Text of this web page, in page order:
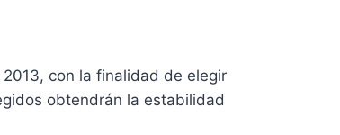
con la finalidad de elegir
obtendrán la estabilidad